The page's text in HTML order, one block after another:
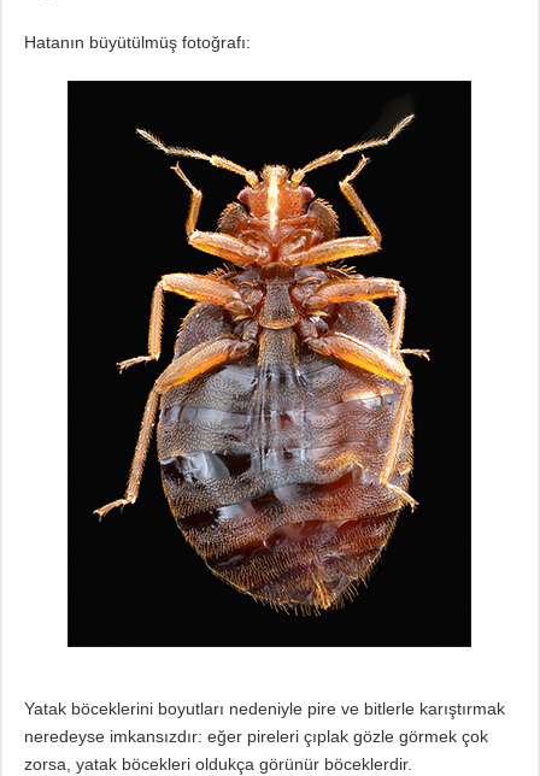
Hatanın büyütülmüş fotoğrafı:
Yatak böceklerini boyutları nedeniyle pire ve bitlerle karıştırmak
neredeyse imkansızdır: eğer pireleri çıplak gözle görmek çok
zorsa, yatak böcekleri oldukça görünür böceklerdir.